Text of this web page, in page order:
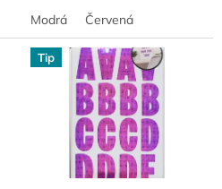
Vhodné od 3 let.
Modrá Červená
Tip